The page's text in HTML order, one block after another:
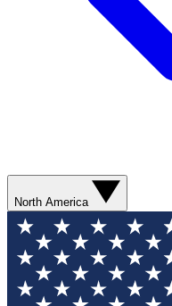
North America